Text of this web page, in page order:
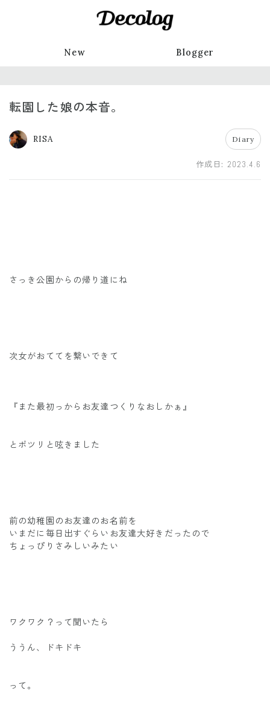
New Blogger
転園した娘の本音。
RISA Diary
作成日: 2023.4.6
さっき公園からの帰り道にね
次女がおててを繋いできて
『また最初っからお友達つくりなおしかぁ』
とポツリと呟きました
前の幼稚園のお友達のお名前を
いまだに毎日出すぐらいお友達大好きだったので
ちょっぴりさみしいみたい
ワクワク？って聞いたら
ううん、ドキドキ
って。